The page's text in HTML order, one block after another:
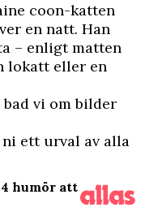
coon-katten
en natt. Han
– enligt matten
lokatt eller en
vi om bilder
ni ett urval av alla
humör att